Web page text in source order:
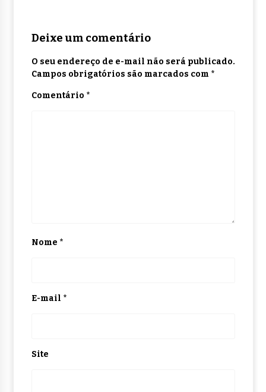
Deixe um comentário
O seu endereço de e-mail não será publicado.
Campos obrigatórios são marcados com *
Comentário *
Nome *
E-mail *
Site